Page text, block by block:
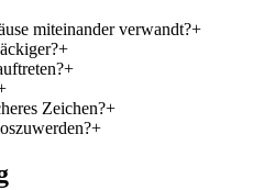
miteinander verwandt?+
+
+
Zeichen?+
+